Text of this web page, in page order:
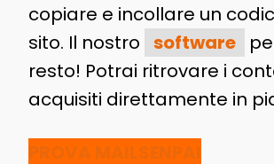
copiare e incollare un
sito. Il nostro software
resto! Potrai ritrovare i
acquisiti direttamente in